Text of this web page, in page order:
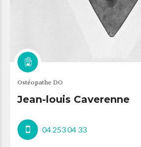
Ostéopathe DO
Jean-louis Caverenne
04 253 04 33